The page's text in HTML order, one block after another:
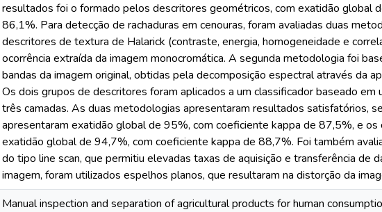
resultados foi o formado pelos descritores geométricos, com exatidão global
86,1%. Para detecção de rachaduras em cenouras, foram avaliadas duas
descritores de textura de Halarick (contraste, energia, homogeneidade e
ocorrência extraída da imagem monocromática. A segunda metodologia foi
bandas da imagem original, obtidas pela decomposição espectral através da
Os dois grupos de descritores foram aplicados a um classificador baseado
três camadas. As duas metodologias apresentaram resultados satisfatórios,
apresentaram exatidão global de 95%, com coeficiente kappa de 87,5%, e
exatidão global de 94,7%, com coeficiente kappa de 88,7%. Foi também
do tipo line scan, que permitiu elevadas taxas de aquisição e transferência de
imagem, foram utilizados espelhos planos, que resultaram na distorção da
Manual inspection and separation of agricultural products for human